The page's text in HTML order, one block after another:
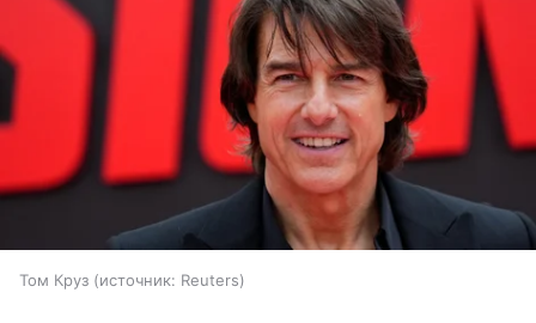
Том Круз источник: Reuters